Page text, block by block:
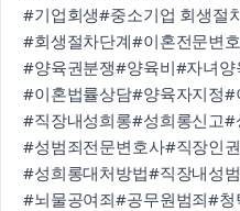
#기업회생#중소기업 회생절
#회생절차단계#이혼전문변
#양육권분쟁#양육비#자녀양
#이혼법률상담#양육자지정#
#직장내성희롱#성희롱신고#
#성범죄전문변호사#직장인
#성희롱대처방법#직장내성
#뇌물공여죄#공무원범죄#청